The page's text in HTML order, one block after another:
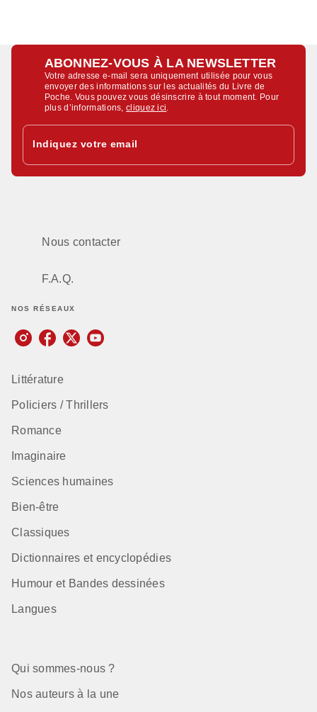
ABONNEZ-VOUS À LA NEWSLETTER
Votre adresse e-mail sera uniquement utilisée pour vous
envoyer des informations sur les actualités du Livre de
Poche. Vous pouvez vous désinscrire à tout moment. Pour
plus d’informations,cliquez ici
Indiquez votre email
Nous contacter
F.A.Q.
NOS RÉSEAUX
Littérature
Policiers / Thrillers
Romance
Imaginaire
Sciences humaines
Bien-être
Classiques
Dictionnaires et encyclopédies
Humour et Bandes dessinées
Langues
Qui sommes-nous ?
Nos auteurs à la une